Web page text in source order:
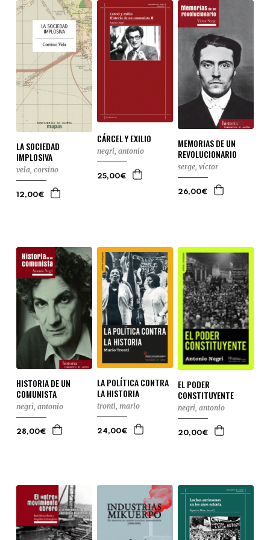
LA SOCIEDAD
IMPLOSIVA
vela, corsino
12,00€
CÁRCEL Y EXILIO
negri, antonio
25,00€
MEMORIAS DE UN
REVOLUCIONARIO
serge, víctor
26,00€
HISTORIA DE UN
COMUNISTA
negri, antonio
28,00€
LA POLÍTICA CONTRA
LA HISTORIA
tronti, mario
24,00€
EL PODER
CONSTITUYENTE
negri, antonio
20,00€